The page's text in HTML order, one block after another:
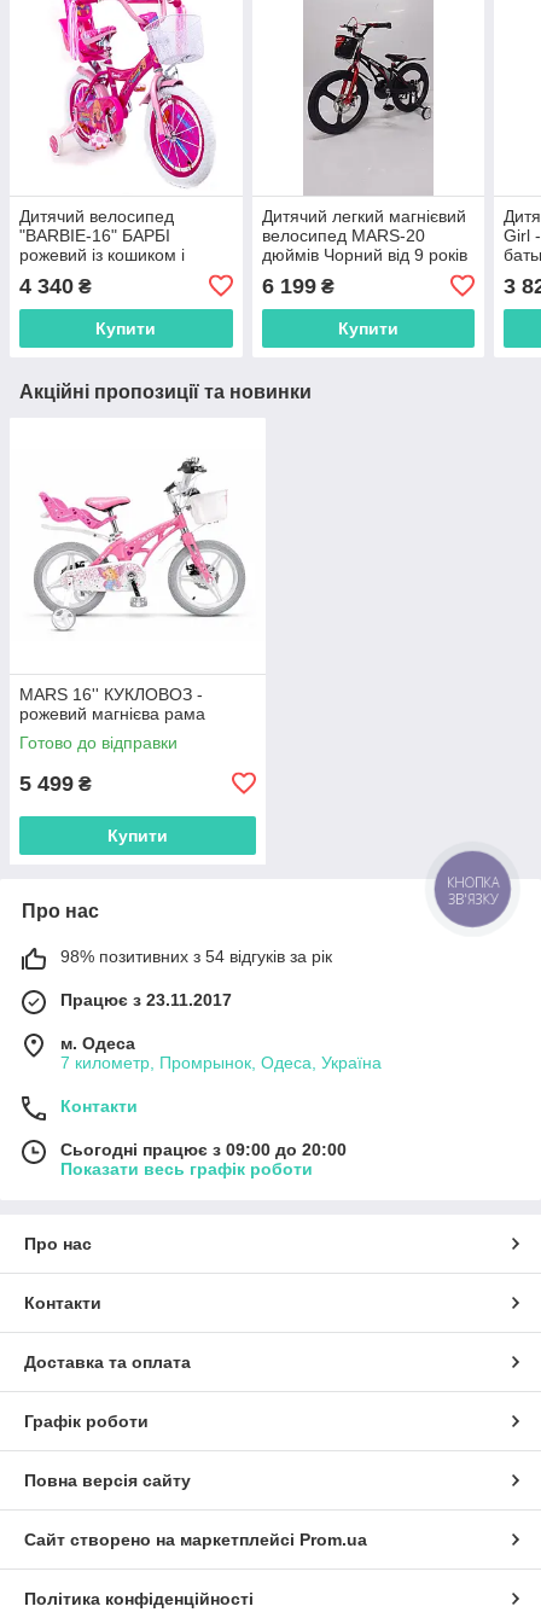
Дитячий велосипед
"BARBIE-16" БАРБІ
рожевий із кошиком і
4 340 ₴
Купити
Дитячий легкий магнієвий
велосипед MARS-20
дюймів Чорний від 9 років
6 199₴
Купити
Girl
3
Акційні пропозиції та новинки
MARS 16'' КУКЛОВОЗ -
рожевий магнієва рама
Готово до відправки
5 499 ₴
Купити
Про нас
98% позитивних з 54 відгуків за рік
Працює з 23.11.2017
м. Одеса
7 километр, Промрынок, Одеса, Україна
Контакти
Сьогодні працює з 09:00 до 20:00
Показати весь графік роботи
Про нас
Контакти
Доставка та оплата
Графік роботи
Повна версія сайту
Сайт створено на маркетплейсі Prom.ua
Політика конфіденційності
КНОПКА
ЗВ'ЯЗКУ